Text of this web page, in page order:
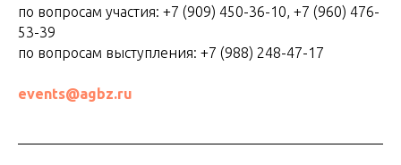
по вопросам участия: +7 (909) 450-36-10, +7 (960) 476-
53-39
по вопросам выступления: +7 (988) 248-47-17
events@agbz.ru